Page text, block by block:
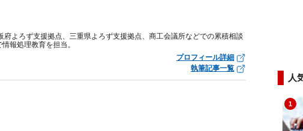
よろず支援拠点、三重県よろず支援拠点、商工会議所などでの累積相談
報処理教育を担当。
プロフィール詳細
執筆記事一覧
人
1